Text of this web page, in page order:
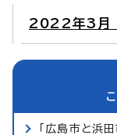
2022年3月
「広島市と浜